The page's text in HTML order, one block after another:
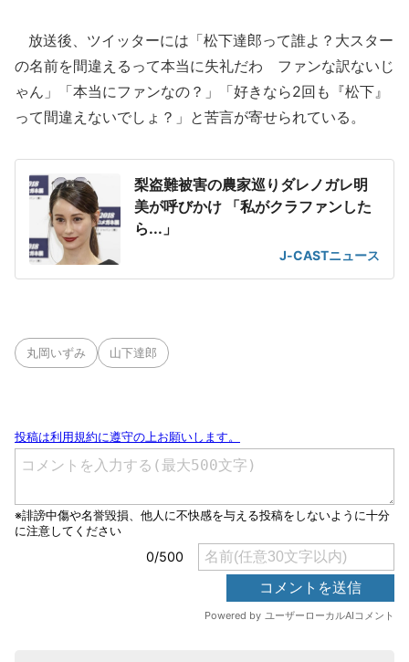
放送後、ツイッターには「松下達郎って誰よ？大スター
の名前を間違えるって本当に失礼だわ ファンな訳ないじ
ゃん」「本当にファンなの？」「好きなら2回も『松下』
って間違えないでしょ？」と苦言が寄せられている。
梨盗難被害の農家巡りダレノガレ明
美が呼びかけ 「私がクラファンした
ら...」
J-CASTニュース
丸岡いずみ 山下達郎